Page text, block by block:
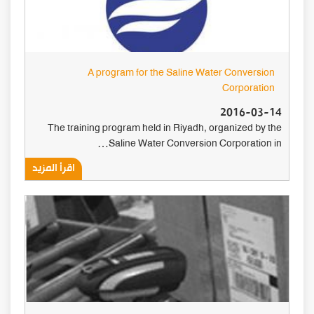
A program for the Saline Water Conversion
Corporation
2016-03-14
The training program held in Riyadh, organized by the
Saline Water Conversion Corporation in…
اقرأ المزيد